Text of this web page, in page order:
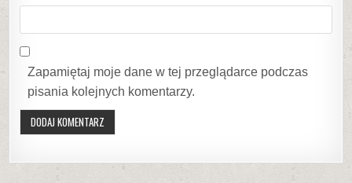
Zapamiętaj moje dane w tej przeglądarce podczas
pisania kolejnych komentarzy.